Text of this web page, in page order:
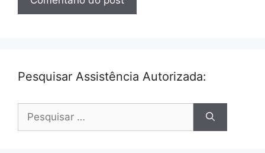
Pesquisar Assistência Autorizada:
por: